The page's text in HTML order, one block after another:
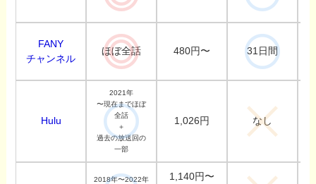
FANY
チャンネル
ほぼ全話 480円〜 31日間
Hulu
2021年
〜現在までほぼ
全話
＋
過去の放送回の
一部
1,026円 なし
2018年〜2022年
1,140円〜